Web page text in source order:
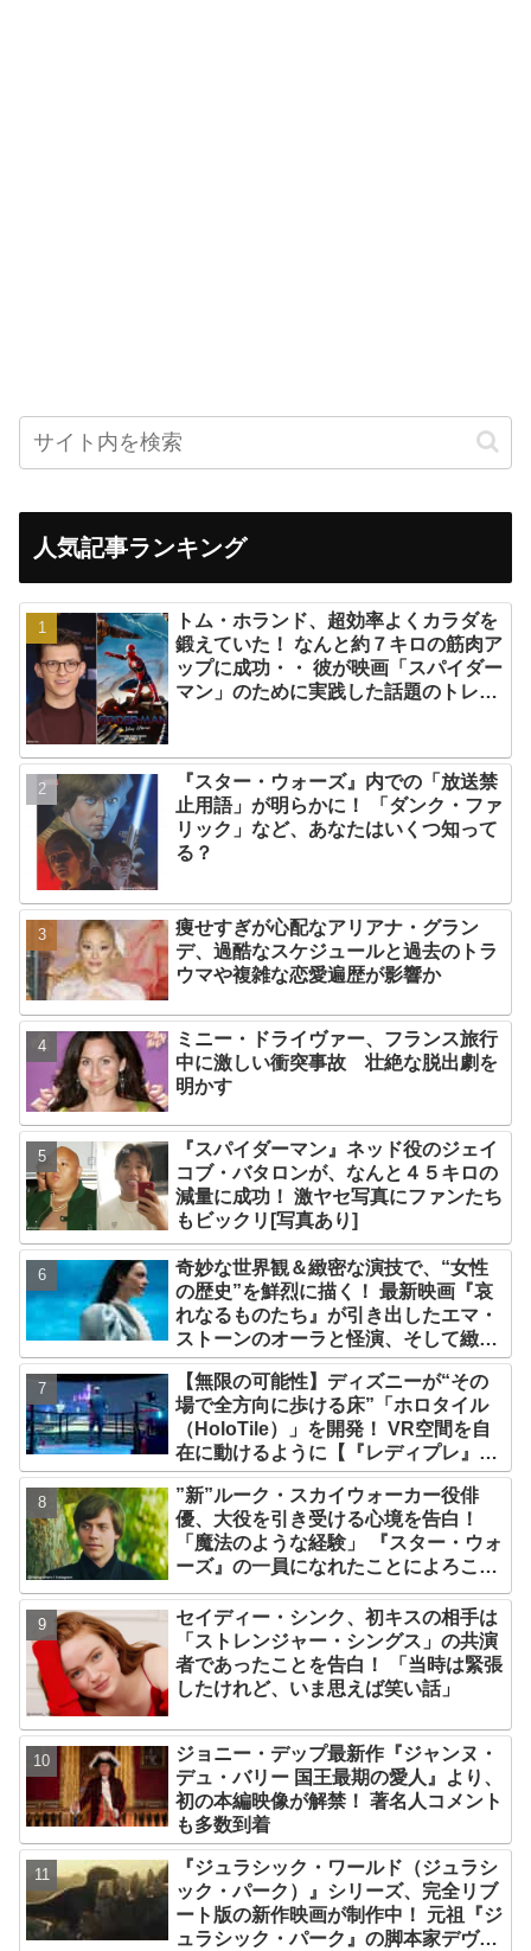
人気記事ランキング
トム・ホランド、超効率よくカラダを
鍛えていた！ なんと約７キロの筋肉ア
ップに成功・・ 彼が映画「スパイダー
マン」のために実践した話題のトレー
『スター・ウォーズ』内での「放送禁
止用語」が明らかに！ 「ダンク・ファ
リック」など、あなたはいくつ知って
る？
痩せすぎが心配なアリアナ・グラン
デ、過酷なスケジュールと過去のトラ
ウマや複雑な恋愛遍歴が影響か
ミニー・ドライヴァー、フランス旅行
中に激しい衝突事故 壮絶な脱出劇を
明かす
『スパイダーマン』ネッド役のジェイ
コブ・バタロンが、なんと４５キロの
減量に成功！ 激ヤセ写真にファンたち
もビックリ[写真あり]
奇妙な世界観＆緻密な演技で、“女性
の歴史”を鮮烈に描く！ 最新映画『哀
れなるものたち』が引き出したエマ・
ストーンのオーラと怪演、そして緻密
すぎる演技力！ これは女性の“自由意
志”の物語［レビュー＆解説］
【無限の可能性】ディズニーが“その
場で全方向に歩ける床”「ホロタイル
（HoloTile）」を開発！ VR空間を自
在に動けるように【『レディプレ』実
現への大きな一歩？】
”新”ルーク・スカイウォーカー役俳
優、大役を引き受ける心境を告白！
「魔法のような経験」 『スター・ウォ
ーズ』の一員になれたことによろこび
爆発
セイディー・シンク、初キスの相手は
「ストレンジャー・シングス」の共演
者であったことを告白！ 「当時は緊張
したけれど、いま思えば笑い話」
ジョニー・デップ最新作『ジャンヌ・
デュ・バリー 国王最期の愛人』より、
初の本編映像が解禁！ 著名人コメント
も多数到着
『ジュラシック・ワールド（ジュラシ
ック・パーク）』シリーズ、完全リブ
ート版の新作映画が制作中！ 元祖『ジ
ュラシック・パーク』の脚本家デヴィ